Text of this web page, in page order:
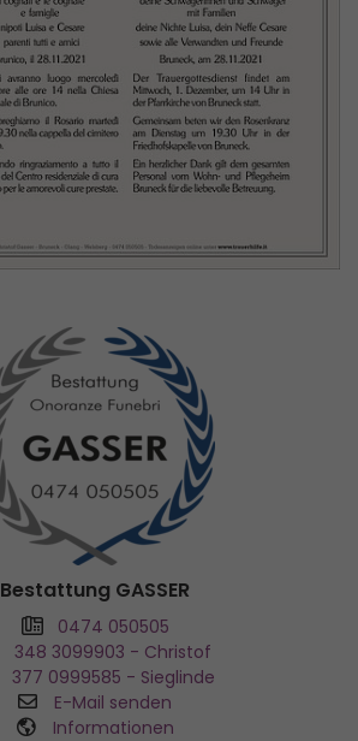
Bestattung GASSER
0474 050505
348 3099903 - Christof
377 0999585 - Sieglinde
E-Mail senden
Informationen